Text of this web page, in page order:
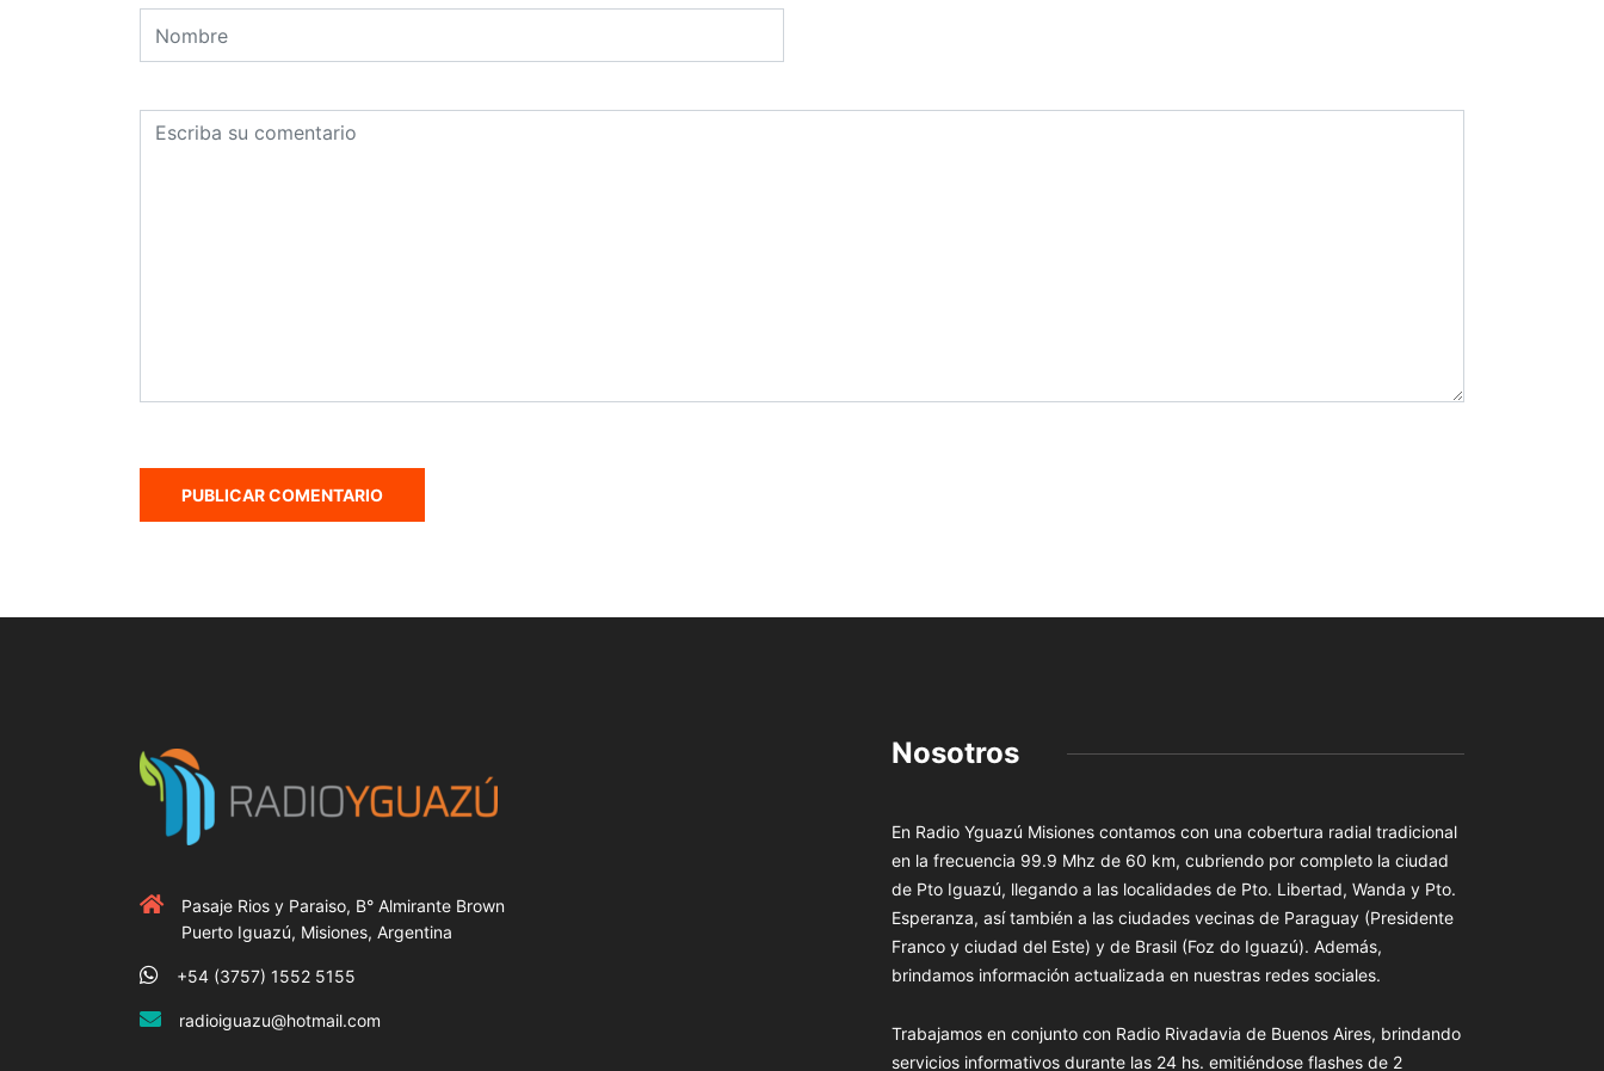
Pasaje Rios y Paraiso, B° Almirante Brown
Puerto Iguazú, Misiones, Argentina
+54 (3757) 1552 5155
radioiguazu@hotmail.com
Nosotros
En Radio Yguazú Misiones contamos con una cobertura radial tradicional
en la frecuencia 99.9 Mhz de 60 km, cubriendo por completo la ciudad
de Pto Iguazú, llegando a las localidades de Pto. Libertad, Wanda y Pto.
Esperanza, así también a las ciudades vecinas de Paraguay (Presidente
Franco y ciudad del Este) y de Brasil (Foz do Iguazú). Además,
brindamos información actualizada en nuestras redes sociales.
Trabajamos en conjunto con Radio Rivadavia de Buenos Aires, brindando
servicios informativos durante las 24 hs. emitiéndose flashes de 2